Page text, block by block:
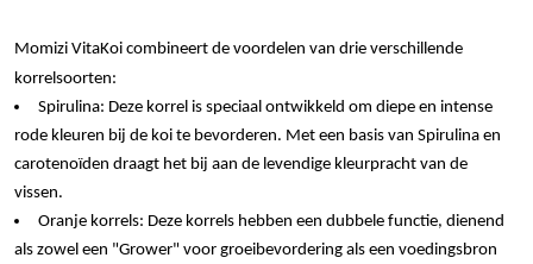
Momizi VitaKoi combineert de voordelen van drie verschillende
korrelsoorten:
Spirulina: Deze korrel is speciaal ontwikkeld om diepe en intense
rode kleuren bij de koi te bevorderen. Met een basis van Spirulina en
carotenoïden draagt het bij aan de levendige kleurpracht van de
vissen.
Oranje korrels: Deze korrels hebben een dubbele functie, dienend
als zowel een "Grower" voor groeibevordering als een voedingsbron